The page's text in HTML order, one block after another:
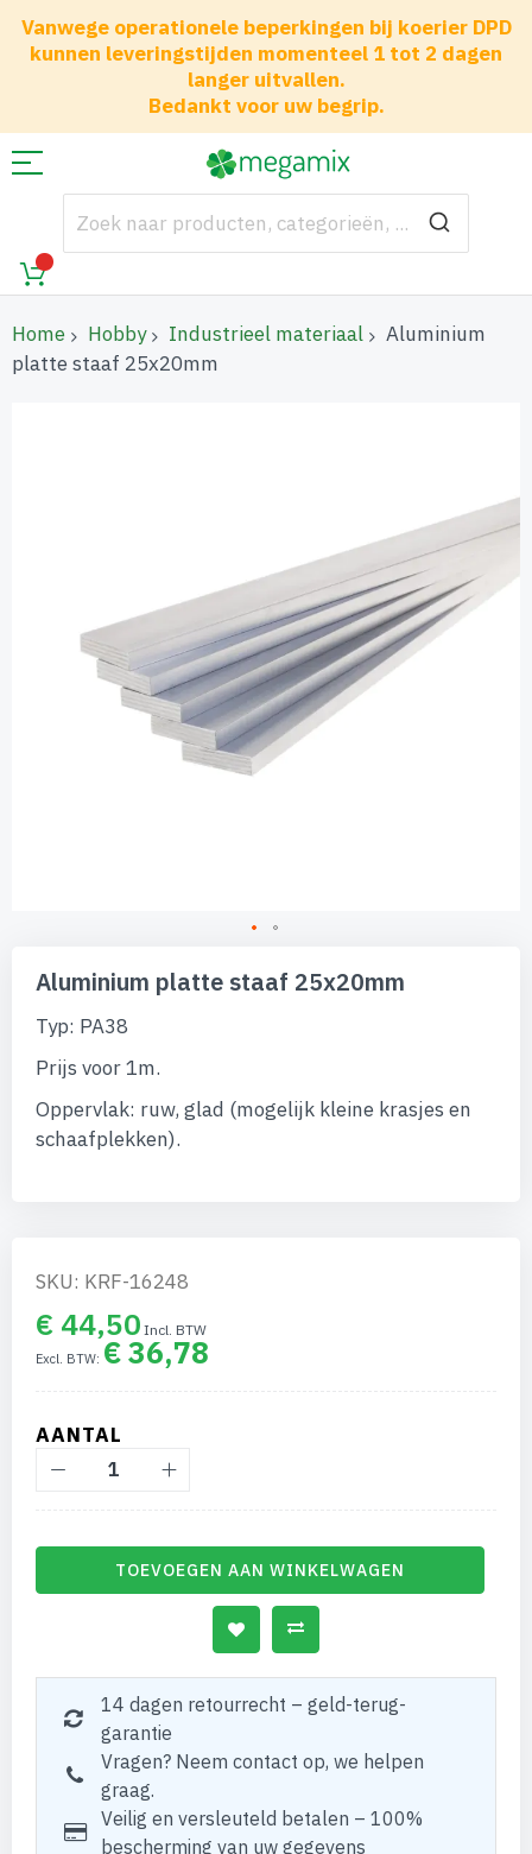
Vanwege operationele beperkingen bij koerier DPD
kunnen leveringstijden momenteel 1 tot 2 dagen
langer uitvallen.
Bedankt voor uw begrip.
Home Hobby Industrieel materiaal
Aluminium
platte staaf 25x20mm
naar
begin
afbeeldingen-
Aluminium platte staaf 25x20mm
Typ: PA38
Prijs voor 1m.
Oppervlak: ruw, glad (mogelijk kleine krasjes en
schaafplekken).
SKU: KRF-16248
€ 44,50
€ 36,78
AANTAL
TOEVOEGEN AAN WINKELWAGEN
14 dagen retourrecht – geld-terug-
garantie
Vragen? Neem contact op, we helpen
graag.
Veilig en versleuteld betalen – 100%
bescherming van uw gegevens